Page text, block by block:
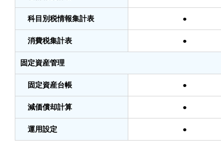
科目別税情報集計表 ●
消費税集計表 ●
固定資産管理
固定資産台帳 ●
減価償却計算 ●
運用設定 ●